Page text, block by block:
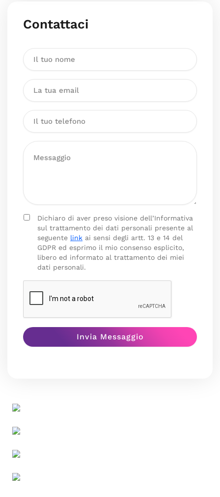
Contattaci
Dichiaro di aver preso visione dell’Informativa
sul trattamento dei dati personali presente al
seguente link ai sensi degli artt. 13 e 14 del
GDPR ed esprimo il mio consenso esplicito,
libero ed informato al trattamento dei miei
dati personali.